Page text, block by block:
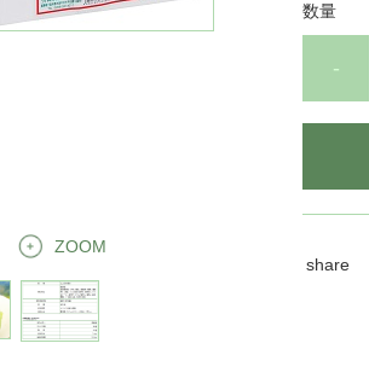
ZOOM
数量
-
share